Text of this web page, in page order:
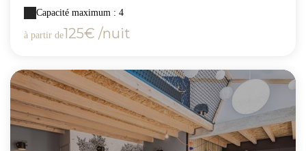
Capacité maximum : 4
à partir de125€ /nuit